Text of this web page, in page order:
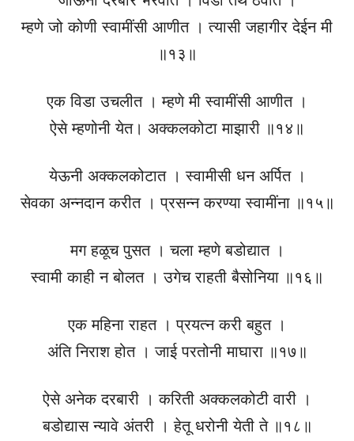
म्हणे जो कोणी स्वामींसी आणीत । त्यासी जहागीर देईन मी
॥१३॥
एक विडा उचलीत । म्हणे मी स्वामींसी आणीत ।
ऐसे म्हणोनी येत। अक्कलकोटा माझारी ॥१४॥
येऊनी अक्कलकोटात । स्वामीसी धन अर्पित ।
सेवका अन्नदान करीत । प्रसन्न करण्या स्वामींना ॥१५॥
मग हळूच पुसत । चला म्हणे बडोद्यात ।
स्वामी काही न बोलत । उगेच राहती बैसोनिया ॥१६॥
एक महिना राहत । प्रयत्न करी बहुत ।
अंति निराश होत । जाई परतोनी माघारा ॥१७॥
ऐसे अनेक दरबारी । करिती अक्कलकोटी वारी ।
बडोद्यास न्यावे अंतरी । हेतू धरोनी येती ते ॥१८॥